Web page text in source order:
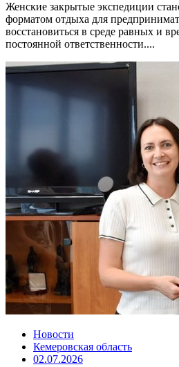
Женские закрытые экспедиции
форматом отдыха для
восстановиться в среде равных и
постоянной ответственности....
Новости
Кемеровская область
02.07.2026